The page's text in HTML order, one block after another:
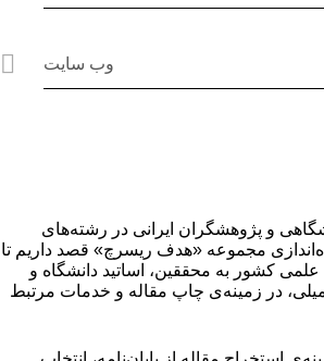
وب سایت
و پژوهشگران ایرانی در رشته‌های
مجموعه «هدف ریسرچ» قصد داریم تا
کشور به محققین، اساتید دانشگاه و
در زمینه‌ی چاپ مقاله و خدمات مرتبط